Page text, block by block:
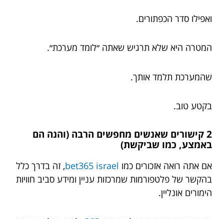
ואפילו סדר הכפתורים.
המטרה היא שלא תרגיש שאתה ״לומד מערכת״.
שהמערכת תלמד אותך.
בקטע טוב.
2 קישורים שאנשים מחפשים הרבה (והנה הם
באמצע, כמו שביקשת)
אם אתה רואה אזכורים כמו bet365 israel, זה בדרך כלל
בהקשר של פלטפורמות שמרכזות עניין ומידע סביב חוויות
הימורים אונליין.